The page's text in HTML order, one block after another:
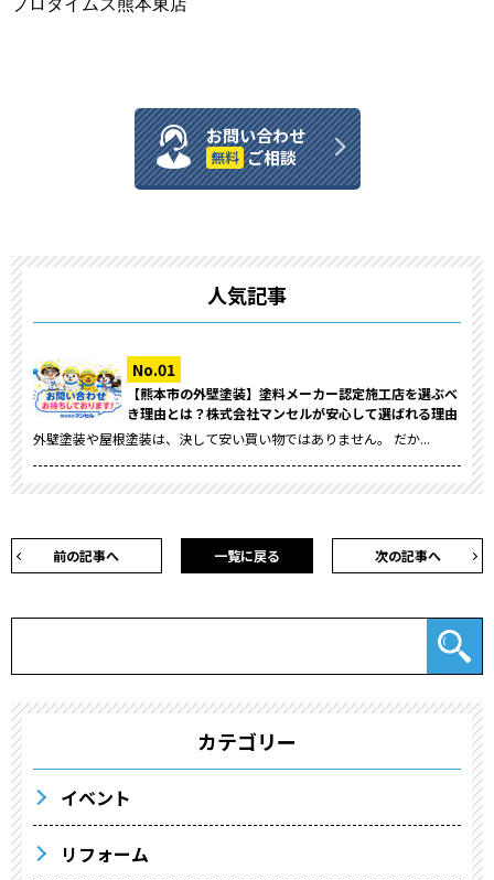
プロタイムズ熊本東店
お問い合わせ
無料 ご相談
人気記事
【熊本市の外壁塗装】塗料メーカー認定施工店を選ぶべ
き理由とは？株式会社マンセルが安心して選ばれる理由
外壁塗装や屋根塗装は、決して安い買い物ではありません。 だか...
前の記事へ 次の記事へ
一覧に戻る
カテゴリー
イベント
リフォーム